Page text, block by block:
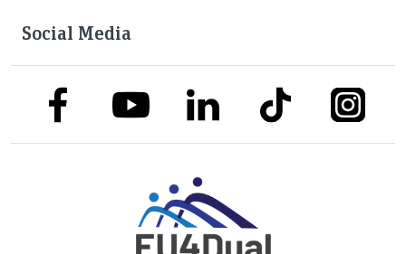
Social Media
link to facebooklink to youtubelink to linkedinlink to tiktok link to